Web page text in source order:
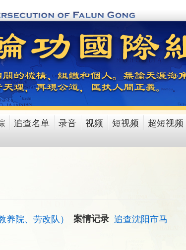
追查名单 录音 视频 短视频 超短视频
院、劳改队） 案情记录 追查沈阳市马